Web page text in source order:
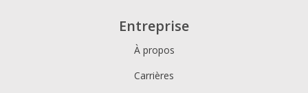
Entreprise
À propos
Carrières